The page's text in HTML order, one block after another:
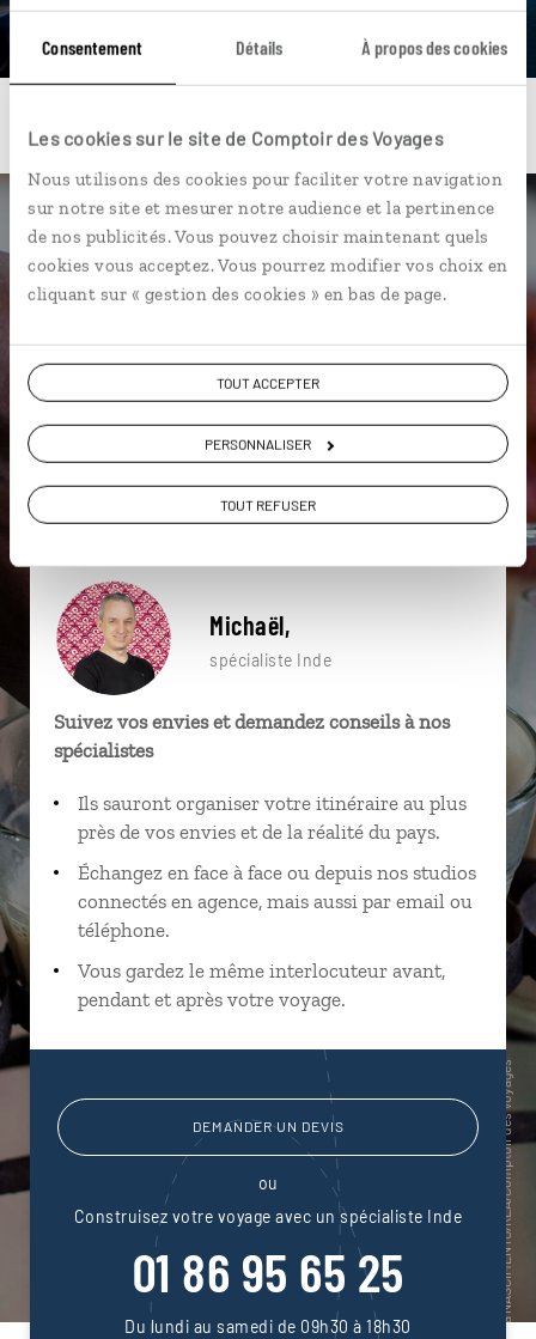
Consentement Détails À propos des cookies
Les cookies sur le site de Comptoir des Voyages
Nous utilisons des cookies pour faciliter votre navigation
sur notre site et mesurer notre audience et la pertinence
de nos publicités. Vous pouvez choisir maintenant quels
cookies vous acceptez. Vous pourrez modifier vos choix en
cliquant sur « gestion des cookies » en bas de page.
TOUT ACCEPTER
PERSONNALISER
TOUT REFUSER
Une envie de voyage
particulière ?
Agra Bundi Delhi Barli Deogarh
Bikaner
Michaël,
spécialiste Inde
Suivez vos envies et demandez conseils à nos
spécialistes
Ils sauront organiser votre itinéraire au plus
près de vos envies et de la réalité du pays.
Échangez en face à face ou depuis nos studios
connectés en agence, mais aussi par email ou
téléphone.
Vous gardez le même interlocuteur avant,
pendant et après votre voyage.
DEMANDER UN DEVIS
ou
Construisez votre voyage avec un spécialiste Inde
01 86 95 65 25
Du lundi au samedi de 09h30 à 18h30